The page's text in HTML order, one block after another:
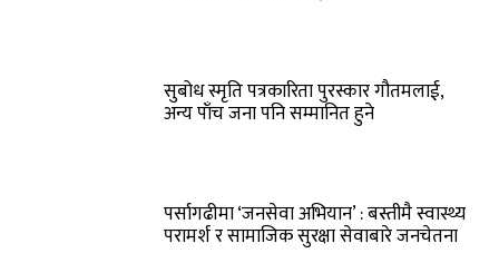
सुबोध स्मृति पत्रकारिता पुरस्कार गौतमलाई,
अन्य पाँच जना पनि सम्मानित हुने
पर्सागढीमा ‘जनसेवा अभियान’ : बस्तीमै स्वास्थ्य
परामर्श र सामाजिक सुरक्षा सेवाबारे जनचेतना